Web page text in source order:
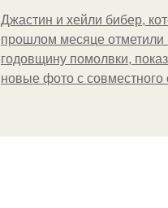
Джастин и хейли бибер,
прошлом месяце отметили
годовщину помолвки,
новые фото с совместного